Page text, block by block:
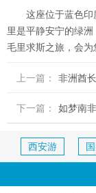
这座位于蓝色印
里是平静安宁的绿
毛里求斯之旅，会为
上一篇： 非洲酋
下一篇： 如梦南
西安游